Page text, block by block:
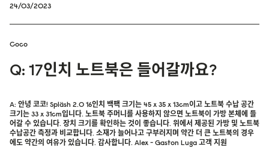
24/03/2023
Coco
Q: 17인치 노트북은 들어갈까요?
A: 안녕 코코! Spläsh 2.0 16인치 백팩 크기는 45 x 35 x 13cm이고 노트북 수납 공간
크기는 33 x 31cm입니다. 노트북 주머니를 사용하지 않으면 노트북이 가방 본체에 들
어갈 수 있습니다. 장치 크기를 확인하는 것이 좋습니다. 위에서 제공된 가방 및 노트북
수납공간 측정과 비교합니다. 소재가 늘어나고 구부러지며 약간 더 큰 노트북의 경우
에도 약간의 여유가 있습니다. 감사합니다. Alex - Gaston Luga 고객 지원